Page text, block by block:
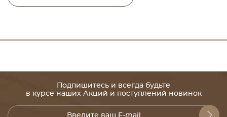
Подпишитесь и всегда будьте
в курсе наших Акций и поступлений новинок